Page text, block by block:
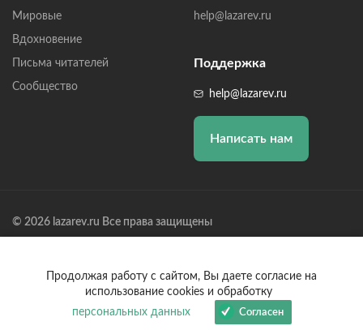
Мировые
Вдохновение
Письма читателей
Сообщество
help@lazarev.ru
Поддержка
help@lazarev.ru
Написать нам
© 2026 lazarev.ru Все права защищены
Банк: ОАО "АЛЬФА-БАНК" БИК: 044525593, К/С:
30101810200000000593
Продолжая работу с сайтом, Вы даете согласие на
использование cookies и обработку
персональных данных
Согласен